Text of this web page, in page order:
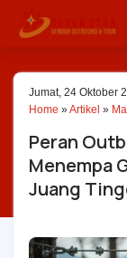
Jumat, 24 Oktober
Home »Artikel »
Peran
Menempa
Juang